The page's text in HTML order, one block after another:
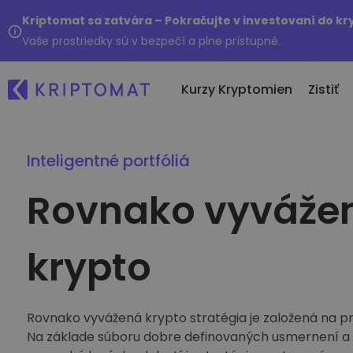
Kriptomat sa zatvára – Pokračujte v investovaní do
Vaše prostriedky sú v bezpečí a plne prístupné.
Kurzy Kryptomien
Viac ako 300+ kryptomien
Top Rastúce a Klesajúce
Zistiť
Nakúpte viac ako 300
Zmena kryptomien
Kriptomat Peňaženka
Bezpečná a jednoduchá
peňaženka
Inteligentné portfóliá
Rovnako
krypto
Rovnako vyvážená krypto stratégia je založená na
Na základe súboru dobre definovaných usmernení